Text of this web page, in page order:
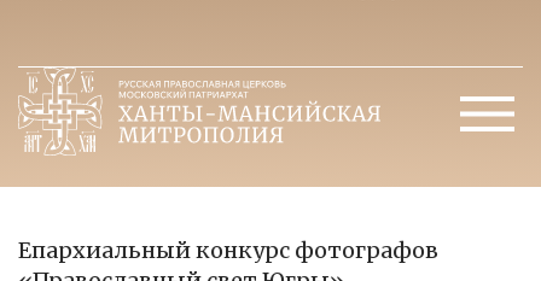
Епархиальный конкурс фотографов